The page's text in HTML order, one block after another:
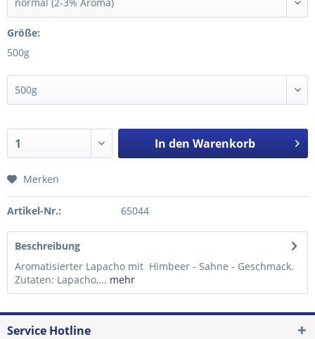
Größe:
500g
In den Warenkorb
Merken
Artikel-Nr.: 65044
Beschreibung
Aromatisierter Lapacho mit Himbeer - Sahne - Geschmack.
Zutaten: Lapacho,... mehr
Service Hotline